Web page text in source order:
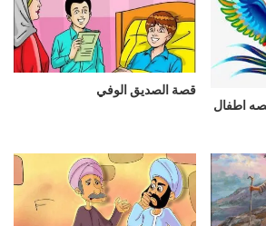
اطفال
قصة الصديق الوفي